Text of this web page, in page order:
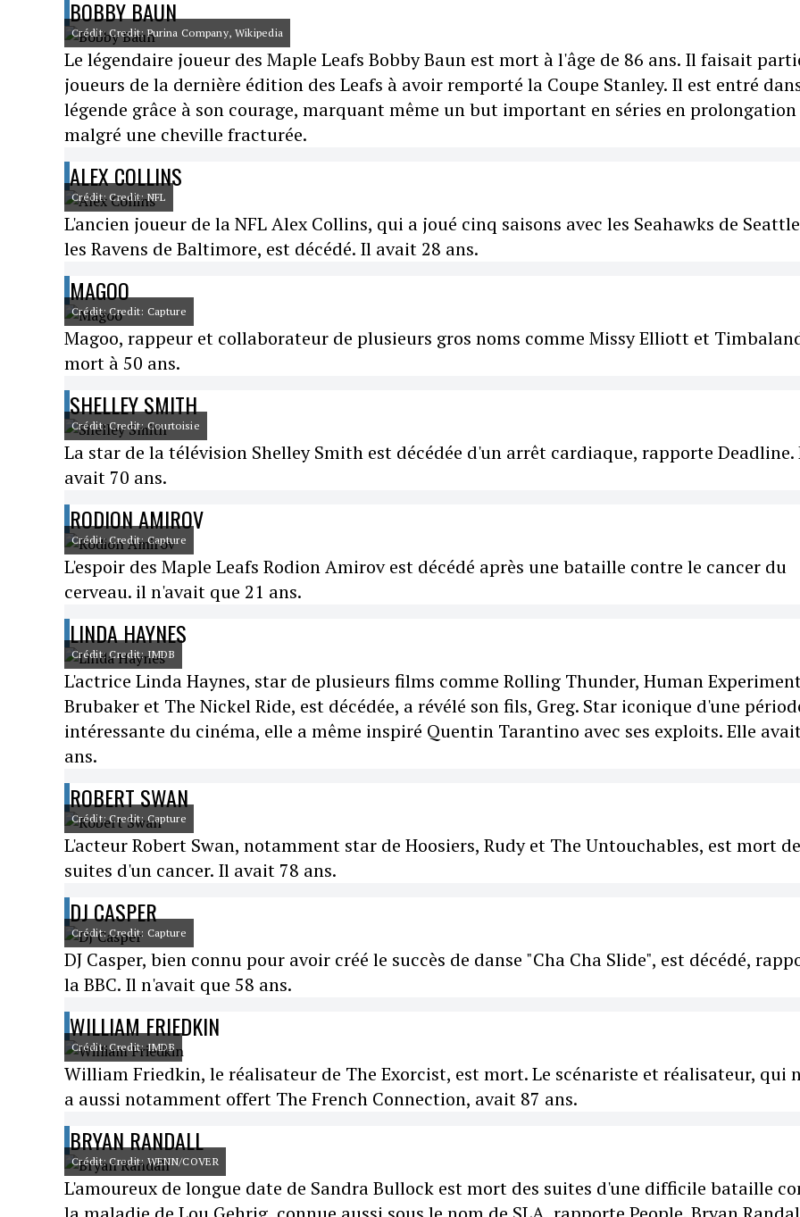
BOBBY BAUN
Crédit: Credit: Purina Company, Wikipedia
Le légendaire joueur des Maple Leafs Bobby Baun est mort à l'âge de 86 ans. Il faisait
joueurs de la dernière édition des Leafs à avoir remporté la Coupe Stanley. Il est entré
légende grâce à son courage, marquant même un but important en séries en prolongation
malgré une cheville fracturée.
ALEX COLLINS
Crédit: Credit: NFL
L'ancien joueur de la NFL Alex Collins, qui a joué cinq saisons avec les Seahawks de
les Ravens de Baltimore, est décédé. Il avait 28 ans.
MAGOO
Crédit: Credit: Capture
Magoo, rappeur et collaborateur de plusieurs gros noms comme Missy Elliott et
mort à 50 ans.
SHELLEY SMITH
Crédit: Credit: Courtoisie
La star de la télévision Shelley Smith est décédée d'un arrêt cardiaque, rapporte Deadline.
avait 70 ans.
RODION AMIROV
Crédit: Credit: Capture
L'espoir des Maple Leafs Rodion Amirov est décédé après une bataille contre le cancer du
cerveau. il n'avait que 21 ans.
LINDA HAYNES
Crédit: Credit: IMDB
L'actrice Linda Haynes, star de plusieurs films comme Rolling Thunder, Human
Brubaker et The Nickel Ride, est décédée, a révélé son fils, Greg. Star iconique d'une
intéressante du cinéma, elle a même inspiré Quentin Tarantino avec ses exploits. Elle
ans.
ROBERT SWAN
Crédit: Credit: Capture
L'acteur Robert Swan, notamment star de Hoosiers, Rudy et The Untouchables, est mort
suites d'un cancer. Il avait 78 ans.
DJ CASPER
Crédit: Credit: Capture
DJ Casper, bien connu pour avoir créé le succès de danse "Cha Cha Slide", est décédé,
la BBC. Il n'avait que 58 ans.
WILLIAM FRIEDKIN
Crédit: Credit: IMDB
William Friedkin, le réalisateur de The Exorcist, est mort. Le scénariste et réalisateur, qui
a aussi notamment offert The French Connection, avait 87 ans.
BRYAN RANDALL
Crédit: Credit: WENN/COVER
L'amoureux de longue date de Sandra Bullock est mort des suites d'une difficile bataille